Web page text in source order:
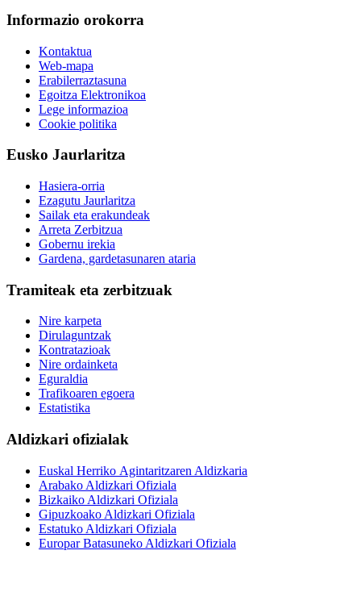
Informazio orokorra
Kontaktua
Web-mapa
Erabilerraztasuna
Egoitza Elektronikoa
Lege informazioa
Cookie politika
Eusko Jaurlaritza
Hasiera-orria
Ezagutu Jaurlaritza
Sailak eta erakundeak
Arreta Zerbitzua
Gobernu irekia
Gardena, gardetasunaren ataria
Tramiteak eta zerbitzuak
Nire karpeta
Dirulaguntzak
Kontratazioak
Nire ordainketa
Eguraldia
Trafikoaren egoera
Estatistika
Aldizkari ofizialak
Euskal Herriko Agintaritzaren Aldizkaria
Arabako Aldizkari Ofiziala
Bizkaiko Aldizkari Ofiziala
Gipuzkoako Aldizkari Ofiziala
Estatuko Aldizkari Ofiziala
Europar Batasuneko Aldizkari Ofiziala